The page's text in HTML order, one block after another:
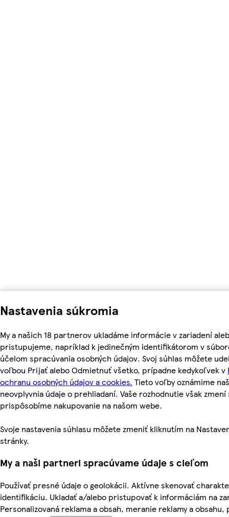
Nastavenia súkromia
My a našich 18 partnerov ukladáme informácie v zariadení
pristupujeme, napríklad k jedinečným identifikátorom v
účelom spracúvania osobných údajov. Svoj súhlas môžete
voľbou Prijať alebo Odmietnuť všetko, prípadne kedykoľvek v
ochranu osobných údajov a cookies. Tieto voľby oznámime
neovplyvnia údaje o prehliadaní. Vaše rozhodnutie však zmení
prispôsobíme nakupovanie na našom webe.
Svoje nastavenia súhlasu môžete zmeniť kliknutím na
stránky.
My a naši partneri spracúvame údaje s cieľom
Používať presné údaje o geolokácii. Aktívne skenovať
identifikáciu. Ukladať a/alebo pristupovať k informáciám na
Personalizovaná reklama a obsah, meranie reklamy a